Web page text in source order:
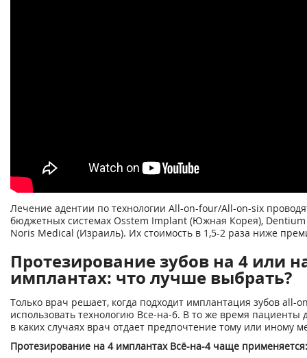
Лечение адентии по технологии All-on-four/All-on-six
бюджетных системах Osstem Implant (Южная Корея),
Noris Medical (Израиль). Их стоимость в 1,5-2 раза ниже
Протезирование зубов на 4 или
имплантах: что лучше выбрать?
Только врач решает, когда подходит имплантация зубов all-
использовать технологию Все-на-6. В то же время
в каких случаях врач отдает предпочтение тому или иному
Протезирование на 4 имплантах Всё-на-4 чаще применяется: